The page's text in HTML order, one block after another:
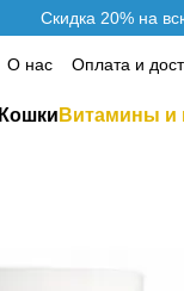
Скидка 20% на
О нас Оплата и
Кошки Витамины и